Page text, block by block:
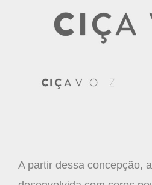
A partir dessa concepção,